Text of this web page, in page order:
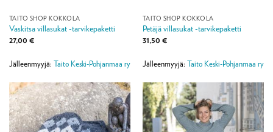
TAITO SHOP KOKKOLA
Vaskitsa villasukat -tarvikepaketti
27,00 €
Jälleenmyyjä: Taito Keski-Pohjanmaa ry
TAITO SHOP KOKKOLA
Petäjä villasukat -tarvikepaketti
31,50 €
Jälleenmyyjä: Taito Keski-Pohjanmaa ry